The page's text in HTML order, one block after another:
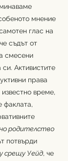
мнение
глас на
съдът от
смесени
Активистите
права
известно време,
факлата,
родителство
потвърди
срещу Уейд, че